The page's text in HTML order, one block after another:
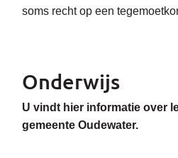
soms recht op een
Onderwijs
U vindt hier informatie over
gemeente Oudewater.